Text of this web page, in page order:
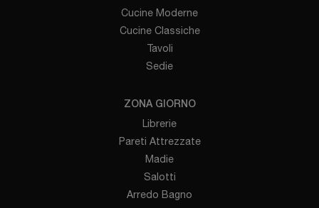
Cucine Moderne
Cucine Classiche
Tavoli
Sedie
ZONA GIORNO
Librerie
Pareti Attrezzate
Madie
Salotti
Arredo Bagno